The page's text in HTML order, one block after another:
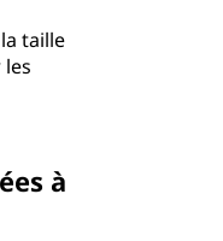
taille
à